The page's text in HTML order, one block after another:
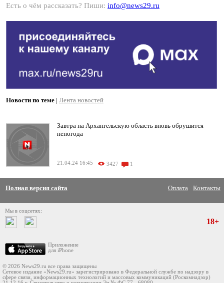
Есть о чём рассказать? Пиши: info@news29.ru
Новости по теме | Лента новостей
Завтра на Архангельскую область вновь обрушится
непогода
21.04.24 16:45 3427 1
Полная версия сайта Оплата Контакты
Мы в соцсетях:
Приложение
для iPhone
18+
© 2026 News29.ru все права защищены
Сетевое издание «News29.ru» зарегистрировано в Федеральной службе по надзору в
сфере связи, информационных технологий и массовых коммуникаций (Роскомнадзор)